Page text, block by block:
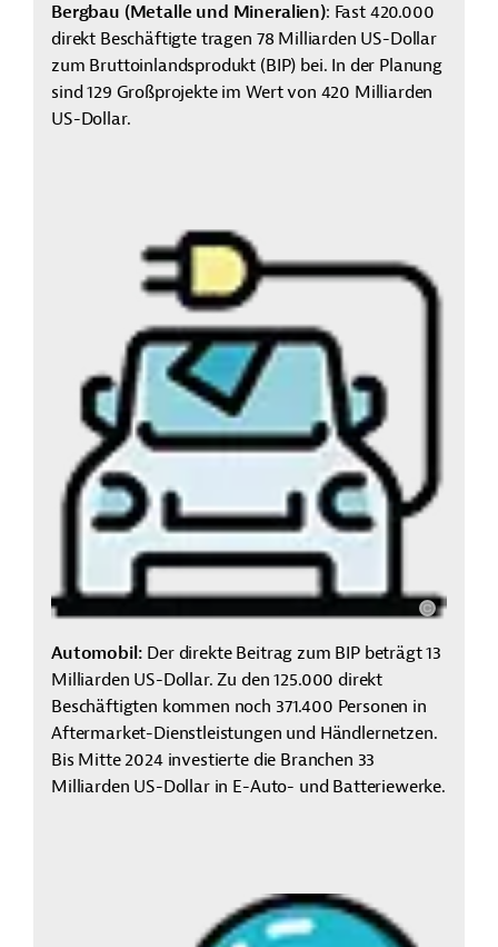
Bergbau (Metalle und Mineralien): Fast 420.000
direkt Beschäftigte tragen 78 Milliarden US-Dollar
zum Bruttoinlandsprodukt (BIP) bei. In der Planung
sind 129 Großprojekte im Wert von 420 Milliarden
US-Dollar.
Automobil: Der direkte Beitrag zum BIP beträgt 13
Milliarden US-Dollar. Zu den 125.000 direkt
Beschäftigten kommen noch 371.400 Personen in
Aftermarket-Dienstleistungen und Händlernetzen.
Bis Mitte 2024 investierte die Branchen 33
Milliarden US-Dollar in E-Auto- und Batteriewerke.